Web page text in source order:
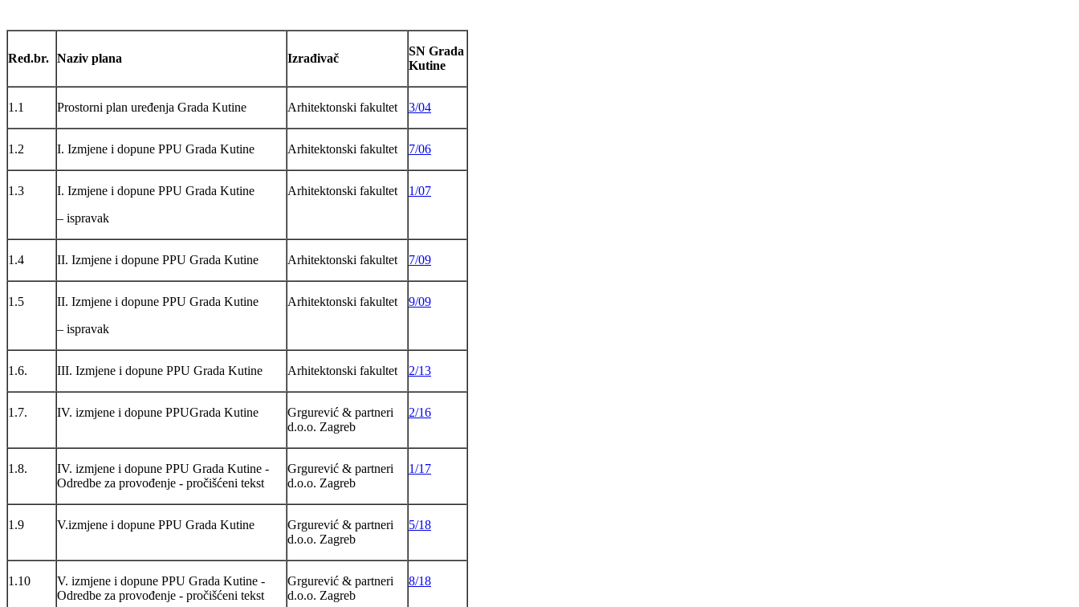
Red.br. Naziv plana Izrađivač
SN Grada
Kutine
1.1 Prostorni plan uređenja Grada Kutine Arhitektonski fakultet 3/04
1.2 I. Izmjene i dopune PPU Grada Kutine Arhitektonski fakultet 7/06
1.3
I. Izmjene i dopune PPU Grada Kutine
– ispravak
Arhitektonski fakultet 1/07
1.4 II. Izmjene i dopune PPU Grada Kutine Arhitektonski fakultet 7/09
1.5
II. Izmjene i dopune PPU Grada Kutine
– ispravak
Arhitektonski fakultet 9/09
1.6. III. Izmjene i dopune PPU Grada Kutine Arhitektonski fakultet 2/13
1.7. IV. izmjene i dopune PPUGrada Kutine
Grgurević & partneri
d.o.o. Zagreb
2/16
1.8.
IV. izmjene i dopune PPU Grada Kutine -
Odredbe za provođenje - pročišćeni tekst
Grgurević & partneri
d.o.o. Zagreb
1/17
1.9 V.izmjene i dopune PPU Grada Kutine
Grgurević & partneri
d.o.o. Zagreb
5/18
1.10
V. izmjene i dopune PPU Grada Kutine -
Odredbe za provođenje - pročišćeni tekst
Grgurević & partneri
d.o.o. Zagreb
8/18